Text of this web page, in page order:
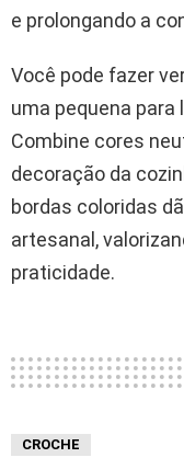
e prolongando a
Você pode fazer
uma pequena
Combine cores
decoração da
bordas coloridas
artesanal,
praticidade.
CROCHE